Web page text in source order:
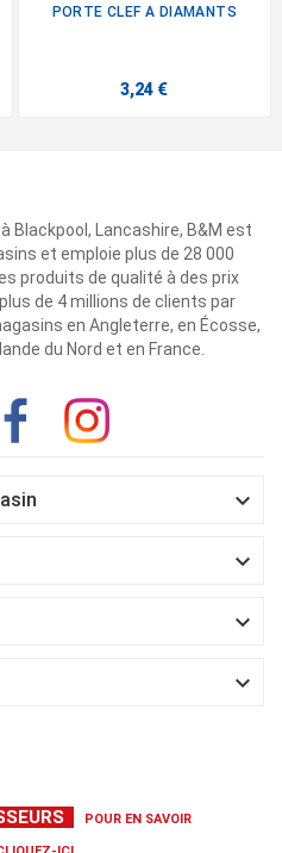
PORTE CLEF A DIAMANTS
3,24 €
Blackpool, Lancashire, B&M est
et emploie plus de 28 000
produits de qualité à des prix
de 4 millions de clients par
en Angleterre, en Écosse,
du Nord et en France.




POUR EN SAVOIR